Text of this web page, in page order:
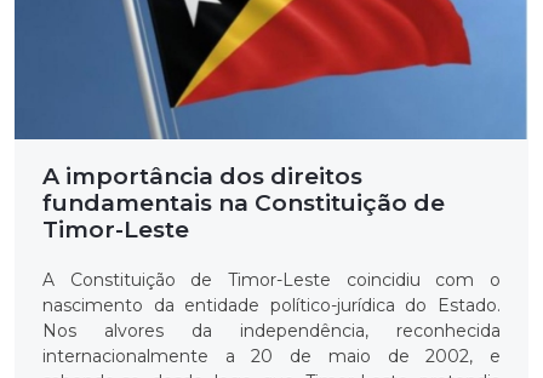
A importância dos direitos
fundamentais na Constituição de
Timor-Leste
A Constituição de Timor-Leste coincidiu com o
nascimento da entidade político-jurídica do Estado.
Nos alvores da independência, reconhecida
internacionalmente a 20 de maio de 2002, e